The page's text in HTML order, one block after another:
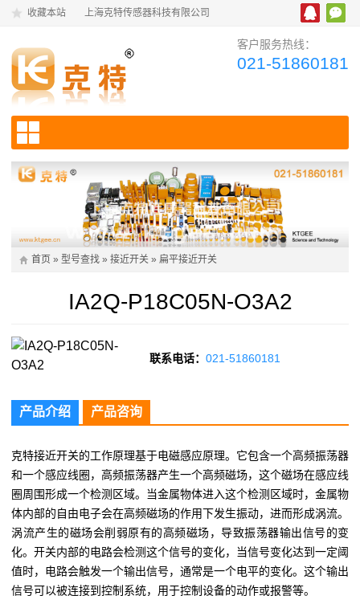
收藏本站 上海克特传感器科技有限公司
客户服务热线：
021-51860181
首页 » 型号查找 » 接近开关 » 扁平接近开关
IA2Q-P18C05N-O3A2
联系电话：021-51860181
产品介绍 产品咨询
克特接近开关的工作原理基于电磁感应原理。它包含一个高频振荡器
和一个感应线圈，高频振荡器产生一个高频磁场，这个磁场在感应线
圈周围形成一个检测区域。当金属物体进入这个检测区域时，金属物
体内部的自由电子会在高频磁场的作用下发生振动，进而形成涡流。
涡流产生的磁场会削弱原有的高频磁场，导致振荡器输出信号的变
化。开关内部的电路会检测这个信号的变化，当信号变化达到一定阈
值时，电路会触发一个输出信号，通常是一个电平的变化。这个输出
信号可以被连接到控制系统，用于控制设备的动作或报警等。